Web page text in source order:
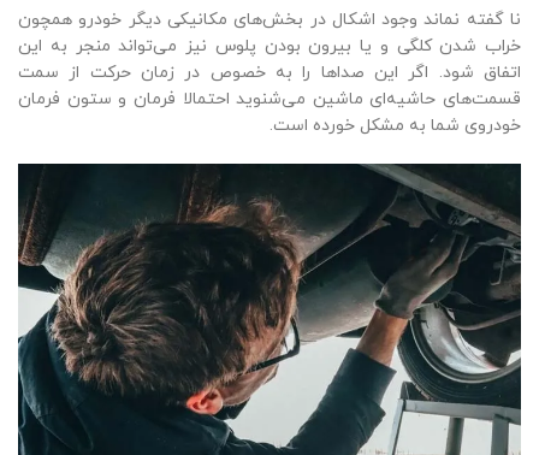
نا گفته نماند وجود اشکال در بخش‌های مکانیکی دیگر خودرو همچون
خراب شدن کلگی و یا بیرون بودن پلوس نیز می‌تواند منجر به این
اتفاق شود. اگر این صداها را به خصوص در زمان حرکت از سمت
قسمت‌های حاشیه‌ای ماشین می‌شنوید احتمالا فرمان و ستون فرمان
خودروی شما به مشکل خورده است.